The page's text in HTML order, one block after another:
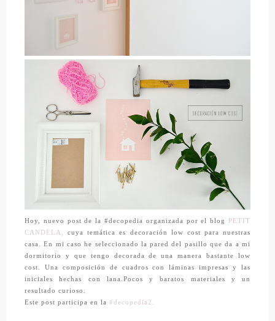
Hoy, nuevo post de la #decopedia organizada por el blog
PETIT
CANDELA,
cuya temática es decoración low cost para nuestras
casa. En mi caso he seleccionado la pared del pasillo que da a mi
dormitorio y que tengo decorada de una manera bastante low
cost. Una composición de cuadros con láminas impresas y las
iniciales hechas con lana.Pocos y baratos materiales y un
resultado curioso.
Este post participa en la #decopedia2.